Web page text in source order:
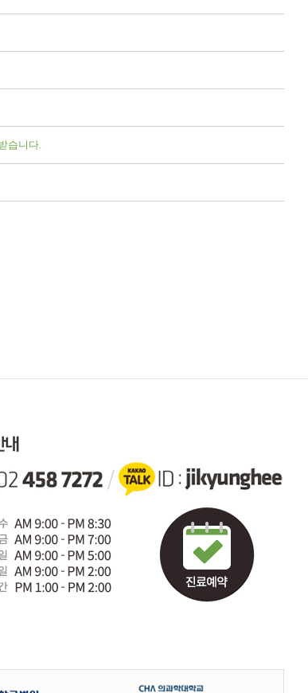
제가 가능합니다. 단 제일경희한의원에서 주관하는 이벤트
을 찾아 확인 후 삭제 해드리겠습니다. 삭제 요청시 제일경
하여 파기합니다.
이용되는 서버가 이용자의 브라우저에 보내는 아주 작은 텍
스 제공. 이용자는 쿠키 설치에 대한 선택권을 가지고 있습니
거나, 모든 쿠키의 저장을 거부할 수 있습니다. 설정방법 예
움이 있을 수 있습니다.
습니다.
니다.
습니다.